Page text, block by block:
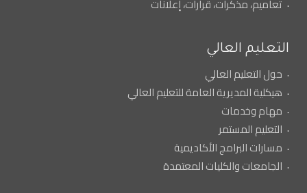
تعاميم، مذكرات، قرارات، إعلانات
التعليم العالي
حول التعليم العالي
هيكلية المديرية العامة للتعليم العالي
مهام وخدمات
التعليم المستمر
مسارات البرامج الأكاديمية
الجامعات والكليات المعتمدة